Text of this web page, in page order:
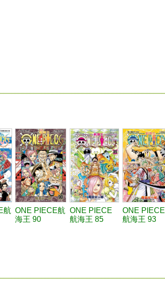
航 ONE PIECE航
海王 90
ONE PIECE
航海王 85
ONE PIECE
航海王 93